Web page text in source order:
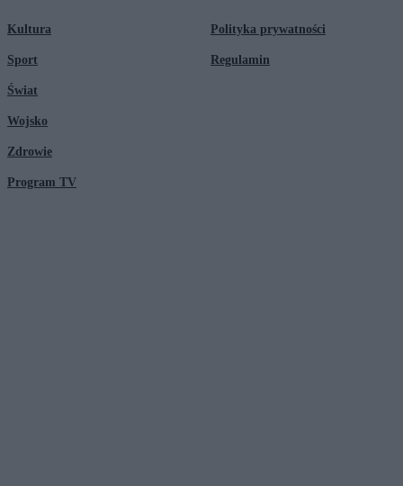
Kultura
Sport
Świat
Wojsko
Zdrowie
Program TV
Polityka prywatności
Regulamin